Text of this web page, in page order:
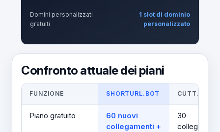
Domini personalizzati
gratuiti
1 slot di dominio
personalizzato
Confronto attuale dei piani
FUNZIONE SHORTURL.BOT CUTT.LY
Piano gratuito
60 nuovi
collegamenti +
30
collegamenti